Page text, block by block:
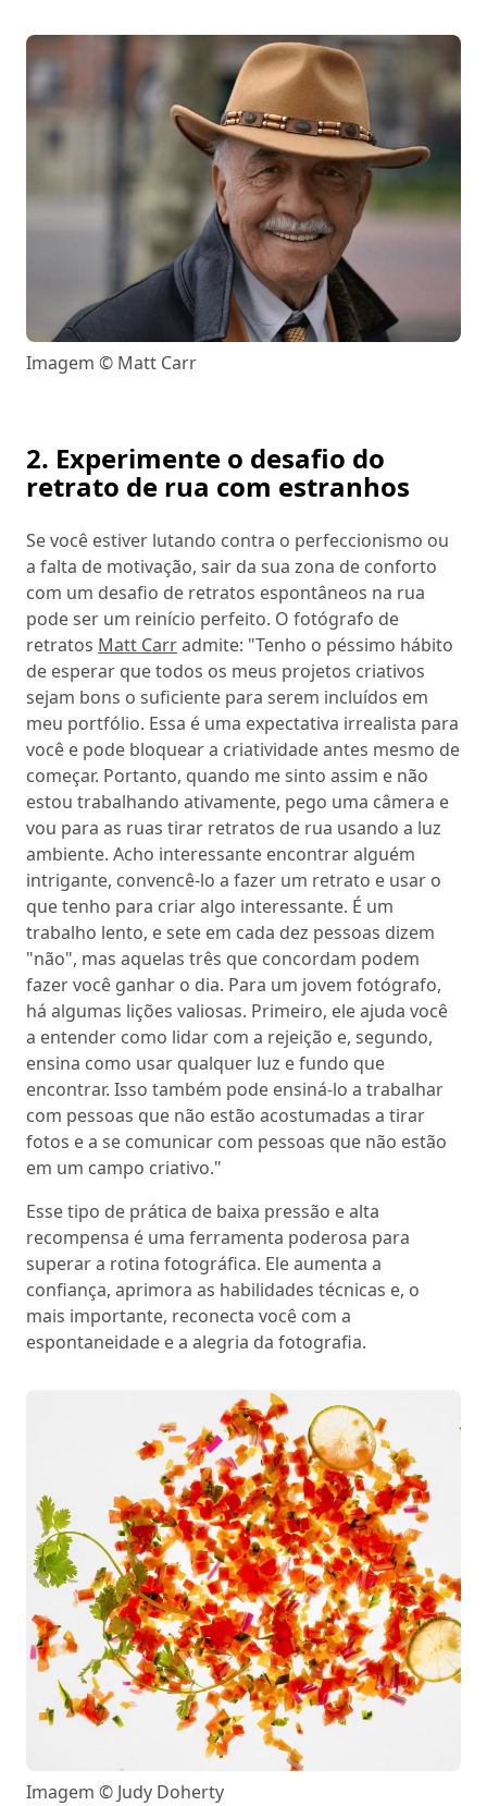
Imagem © Matt Carr
2. Experimente o desafio do
retrato de rua com estranhos
Se você estiver lutando contra o perfeccionismo ou
a falta de motivação, sair da sua zona de conforto
com um desafio de retratos espontâneos na rua
pode ser um reinício perfeito. O fotógrafo de
retratos Matt Carradmite: "Tenho o péssimo hábito
de esperar que todos os meus projetos criativos
sejam bons o suficiente para serem incluídos em
meu portfólio. Essa é uma expectativa irrealista para
você e pode bloquear a criatividade antes mesmo de
começar. Portanto, quando me sinto assim e não
estou trabalhando ativamente, pego uma câmera e
vou para as ruas tirar retratos de rua usando a luz
ambiente. Acho interessante encontrar alguém
intrigante, convencê-lo a fazer um retrato e usar o
que tenho para criar algo interessante. É um
trabalho lento, e sete em cada dez pessoas dizem
"não", mas aquelas três que concordam podem
fazer você ganhar o dia. Para um jovem fotógrafo,
há algumas lições valiosas. Primeiro, ele ajuda você
a entender como lidar com a rejeição e, segundo,
ensina como usar qualquer luz e fundo que
encontrar. Isso também pode ensiná-lo a trabalhar
com pessoas que não estão acostumadas a tirar
fotos e a se comunicar com pessoas que não estão
em um campo criativo."
Esse tipo de prática de baixa pressão e alta
recompensa é uma ferramenta poderosa para
superar a rotina fotográfica. Ele aumenta a
confiança, aprimora as habilidades técnicas e, o
mais importante, reconecta você com a
espontaneidade e a alegria da fotografia.
Imagem © Judy Doherty